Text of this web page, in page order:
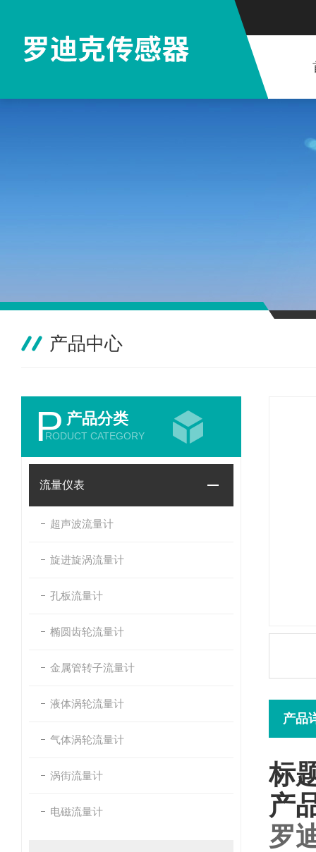
产品中心
P 产品分类
RODUCT CATEGORY
流量仪表
超声波流量计
旋进旋涡流量计
孔板流量计
椭圆齿轮流量计
金属管转子流量计
液体涡轮流量计
气体涡轮流量计
涡街流量计
电磁流量计
产品
标
产
罗